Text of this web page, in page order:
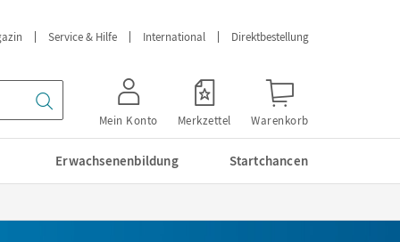
Service & Hilfe International Direktbestellung
Mein Konto Merkzettel Warenkorb
Erwachsenenbildung Startchancen